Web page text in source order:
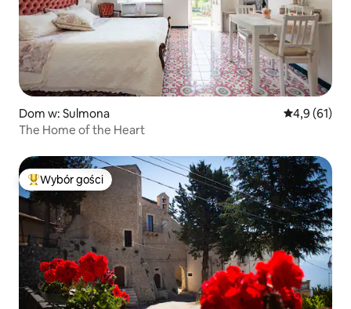
Dom w: Sulmona Średnia
4,9 (61)
The Home of the Heart
Najpopularniejsze z kategorii Wybór gości
Wybór gości